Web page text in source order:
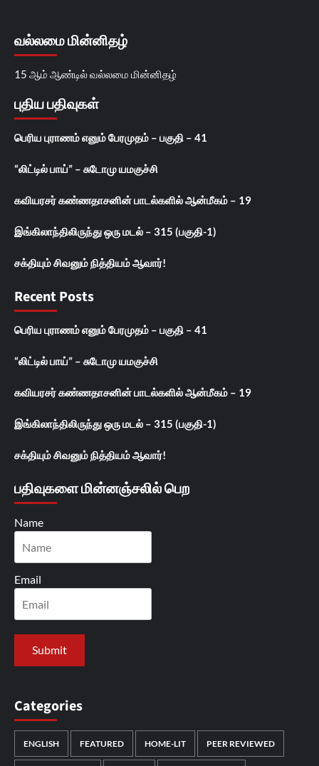
வல்லமை மின்னிதழ்
15 ஆம் ஆண்டில் வல்லமை மின்னிதழ்
புதிய பதிவுகள்
பெரிய புராணம் எனும் பேரமுதம் – பகுதி – 41
“லிட்டில் பாய்” – சுடோமு யமகுச்சி
கவியரசர் கண்ணதாசனின் பாடல்களில் ஆன்மீகம் – 19
இங்கிலாந்திலிருந்து ஒரு மடல் – 315 (பகுதி-1)
சக்தியும் சிவனும் நித்தியம் ஆவார்!
Recent Posts
பெரிய புராணம் எனும் பேரமுதம் – பகுதி – 41
“லிட்டில் பாய்” – சுடோமு யமகுச்சி
கவியரசர் கண்ணதாசனின் பாடல்களில் ஆன்மீகம் – 19
இங்கிலாந்திலிருந்து ஒரு மடல் – 315 (பகுதி-1)
சக்தியும் சிவனும் நித்தியம் ஆவார்!
பதிவுகளை மின்னஞ்சலில் பெற
Name
Email
Categories
ENGLISH FEATURED HOME-LIT PEER REVIEWED